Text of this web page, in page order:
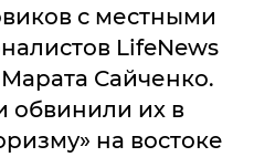
с местными
LifeNews
Сайченко.
обвинили их в
на востоке